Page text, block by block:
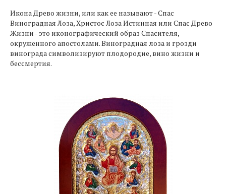
Икона Древо жизни, или как ее называют - Спас
Виноградная Лоза, Христос Лоза Истинная или Спас Древо
Жизни - это иконографический образ Спасителя,
окруженного апостолами. Виноградная лоза и грозди
винограда символизируют плодородие, вино жизни и
бессмертия.